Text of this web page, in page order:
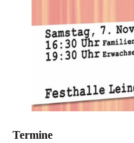
Termine